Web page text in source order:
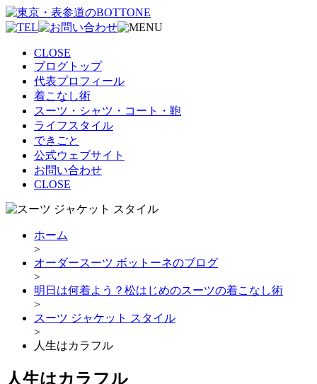
CLOSE
ブログトップ
代表プロフィール
着こなし術
スーツ・シャツ・コート・鞄
ライフスタイル
できごと
公式ウェブサイト
お問い合わせ
CLOSE
ホーム
>
オーダースーツ ボットーネのブログ
>
明日は何着よう？松はじめのスーツの着こなし術
>
スーツ ジャケット スタイル
>
人生はカラフル
人生はカラフル